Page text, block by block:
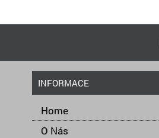
INFORMACE
Home
O Nás